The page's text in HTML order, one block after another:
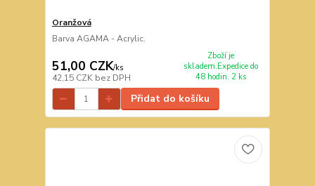
Oranžová
Barva AGAMA - Acrylic.
51,00 CZK/ks
42,15 CZK bez DPH
Zboží je
skladem.Expedice do
48 hodin. 2 ks
Přidat do košíku